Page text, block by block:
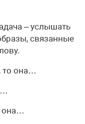
– услышать
связанные
то она…
она…